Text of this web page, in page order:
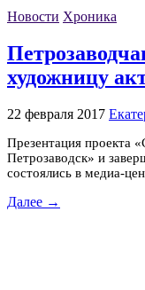
Новости Хроника
художницу
22 февраля 2017
Презентация проекта
Петрозаводск» и
состоялись в медиа-
Далее →